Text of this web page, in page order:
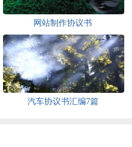
网站制作协议书
汽车协议书汇编7篇